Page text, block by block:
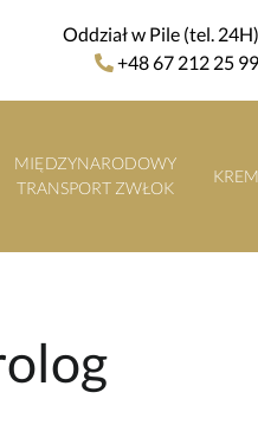
Oddział w Pile (tel. 24H)
+48 67 212 25 99
MIĘDZYNARODOWY
TRANSPORT ZWŁOK